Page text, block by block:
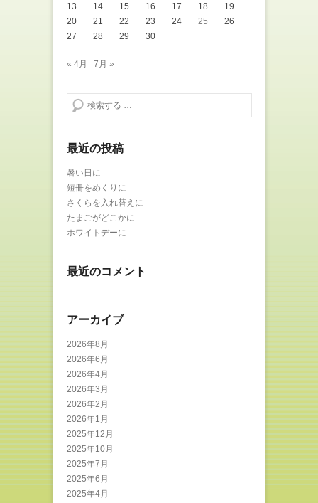
13
14 15 16 17 18
19
20
21 22 23 24 25
26
27
28 29 30
« 4月 7月 »
検索する
最近の投稿
暑い日に
短冊をめくりに
さくらを入れ替えに
たまごがどこかに
ホワイトデーに
最近のコメント
アーカイブ
2026年8月
2026年6月
2026年4月
2026年3月
2026年2月
2026年1月
2025年12月
2025年10月
2025年7月
2025年6月
2025年4月